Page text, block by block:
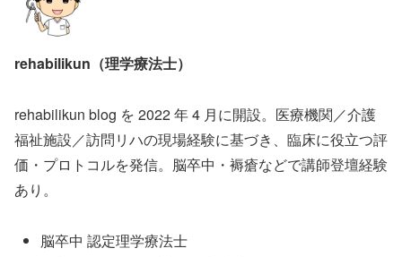
rehabilikun（理学療法士）
rehabilikun blog を 2022 年 4 月に開設。医療機関／介護
福祉施設／訪問リハの現場経験に基づき、臨床に役立つ評
価・プロトコルを発信。脳卒中・褥瘡などで講師登壇経験
あり。
脳卒中 認定理学療法士